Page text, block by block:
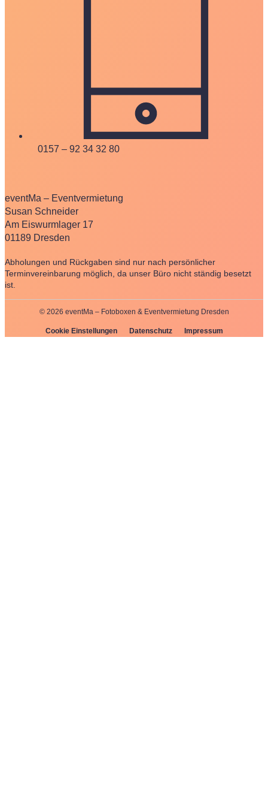
0157 – 92 34 32 80
eventMa – Eventvermietung
Susan Schneider
Am Eiswurmlager 17
01189 Dresden
Abholungen und Rückgaben sind nur nach persönlicher
Terminvereinbarung möglich, da unser Büro nicht ständig besetzt
ist.
© 2026 eventMa – Fotoboxen & Eventvermietung Dresden
Cookie Einstellungen Datenschutz Impressum